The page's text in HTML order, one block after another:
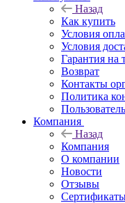
Назад
Как купить
Условия
Условия
Гарантия на
Возврат
Контакты
Политика
Компания
Назад
Компания
О компании
Новости
Отзывы